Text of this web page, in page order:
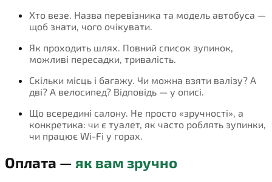
Хто везе. Назва перевізника та модель автобуса —
щоб знати, чого очікувати.
Як проходить шлях. Повний список зупинок,
можливі пересадки, тривалість.
Скільки місць і багажу. Чи можна взяти валізу? А
дві? А велосипед? Відповідь — у описі.
Що всередині салону. Не просто «зручності», а
конкретика: чи є туалет, як часто роблять зупинки,
чи працює Wi-Fi у горах.
Оплата — як вам зручно